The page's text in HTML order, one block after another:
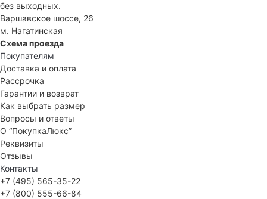
без выходных.
Варшавское шоссе, 26
м. Нагатинская
Схема проезда
Покупателям
Доставка и оплата
Рассрочка
Гарантии и возврат
Как выбрать размер
Вопросы и ответы
О “ПокупкаЛюкс”
Реквизиты
Отзывы
Контакты
+7 (495) 565-35-22
+7 (800) 555-66-84